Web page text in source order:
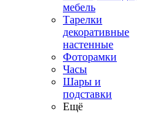
мебель
Тарелки
декоративные
настенные
Фоторамки
Часы
Шары и
подставки
Ещё